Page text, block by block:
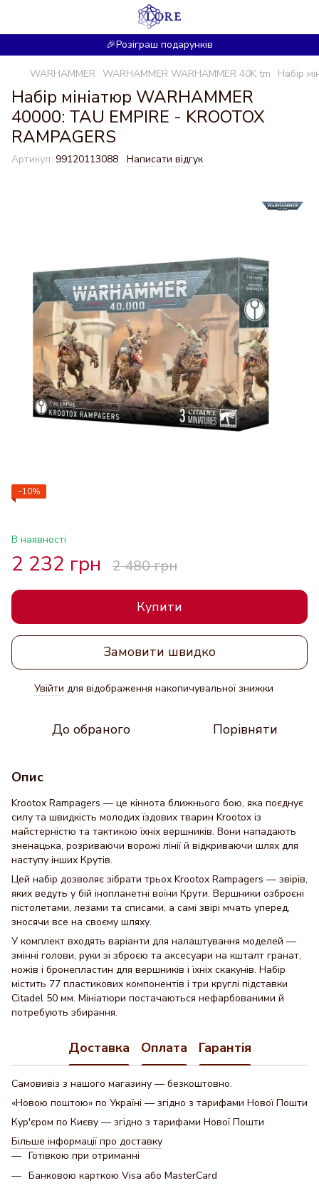
🎉Розіграш подарунків
WARHAMMER WARHAMMER WARHAMMER 40K tm Набір
Набір мініатюр WARHAMMER
40000: TAU EMPIRE - KROOTOX
RAMPAGERS
Артикул: 99120113088 Написати відгук
−10%
В наявності
2 232 грн 2 480 грн
Купити
Замовити швидко
Увійти для відображення накопичувальної знижки
До обраного Порівняти
Опис
Krootox Rampagers — це кіннота ближнього бою, яка поєднує
силу та швидкість молодих їздових тварин Krootox із
майстерністю та тактикою їхніх вершників. Вони нападають
зненацька, розриваючи ворожі лінії й відкриваючи шлях для
наступу інших Крутів.
Цей набір дозволяє зібрати трьох Krootox Rampagers — звірів,
яких ведуть у бій інопланетні воїни Крути. Вершники озброєні
пістолетами, лезами та списами, а самі звірі мчать уперед,
зносячи все на своєму шляху.
У комплект входять варіанти для налаштування моделей —
змінні голови, руки зі зброєю та аксесуари на кшталт гранат,
ножів і бронепластин для вершників і їхніх скакунів. Набір
містить 77 пластикових компонентів і три круглі підставки
Citadel 50 мм. Мініатюри постачаються нефарбованими й
потребують збирання.
Доставка Оплата Гарантія
Самовивіз з нашого магазину — безкоштовно.
«Новою поштою» по Україні — згідно з тарифами Нової Пошти
Кур'єром по Києву — згідно з тарифами Нової Пошти
Більше інформації про доставку
Готівкою при отриманні
Банковою карткою Visa або MasterCard